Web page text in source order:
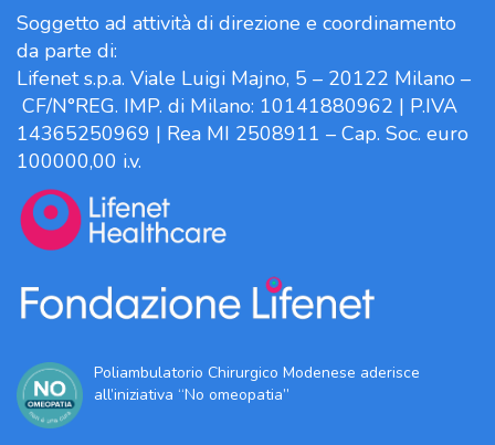
Soggetto ad attività di direzione e coordinamento
da parte di:
Lifenet s.p.a. Viale Luigi Majno, 5 – 20122 Milano –
CF/N°REG. IMP. di Milano: 10141880962 | P.IVA
14365250969 | Rea MI 2508911 – Cap. Soc. euro
100000,00 i.v.
Poliambulatorio Chirurgico Modenese aderisce
all’iniziativa “No omeopatia”